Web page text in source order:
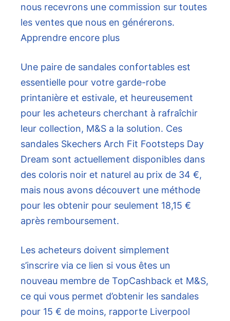
nous recevrons une commission sur toutes
les ventes que nous en générerons.
Apprendre encore plus
Une paire de sandales confortables est
essentielle pour votre garde-robe
printanière et estivale, et heureusement
pour les acheteurs cherchant à rafraîchir
leur collection, M&S a la solution. Ces
sandales Skechers Arch Fit Footsteps Day
Dream sont actuellement disponibles dans
des coloris noir et naturel au prix de 34 €,
mais nous avons découvert une méthode
pour les obtenir pour seulement 18,15 €
après remboursement.
Les acheteurs doivent simplement
s’inscrire via ce lien si vous êtes un
nouveau membre de TopCashback et M&S,
ce qui vous permet d’obtenir les sandales
pour 15 € de moins, rapporte Liverpool